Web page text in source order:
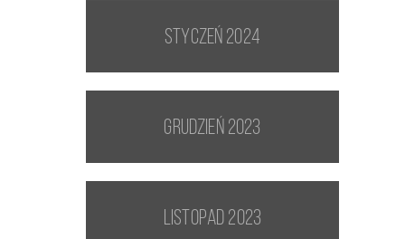
styczeń 2024
grudzień 2023
listopad 2023